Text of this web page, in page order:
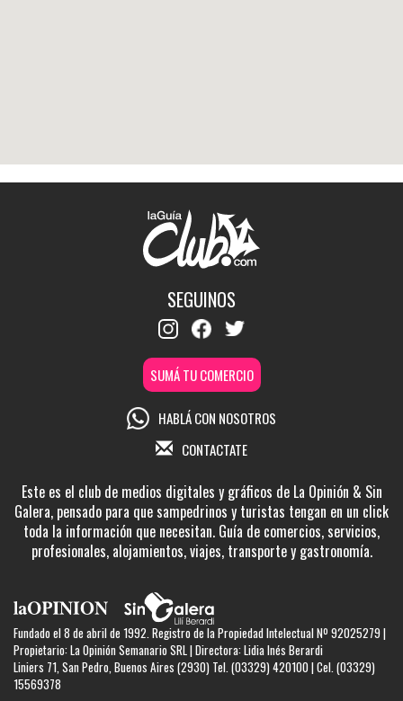
SEGUINOS
SUMÁ TU COMERCIO
HABLÁ CON NOSOTROS
CONTACTATE
Este es el club de medios digitales y gráficos de La Opinión & Sin
Galera, pensado para que sampedrinos y turistas tengan en un click
toda la información que necesitan. Guía de comercios, servicios,
profesionales, alojamientos, viajes, transporte y gastronomía.
Fundado el 8 de abril de 1992. Registro de la Propiedad Intelectual Nº 92025279 |
Propietario: La Opinión Semanario SRL | Directora: Lidia Inés Berardi
Liniers 71, San Pedro, Buenos Aires (2930) Tel. (03329) 420100 | Cel. (03329)
15569378